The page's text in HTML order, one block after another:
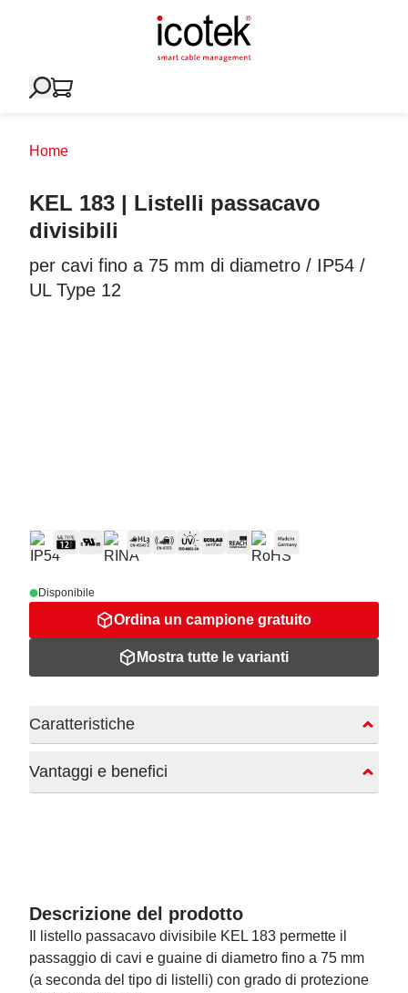
Home
KEL 183 | Listelli passacavo
divisibili
per cavi fino a 75 mm di diametro / IP54 /
UL Type 12
Disponibile
Ordina un campione gratuito
Mostra tutte le varianti
Caratteristiche
Vantaggi e benefici
Descrizione del prodotto
Il listello passacavo divisibile KEL 183 permette il
passaggio di cavi e guaine di diametro fino a 75 mm
(a seconda del tipo di listelli) con grado di protezione